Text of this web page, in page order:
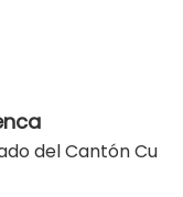
del Cantón Cu